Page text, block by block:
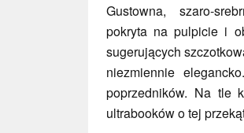
Gustowna, szaro-
pokryta na pulpicie i
sugerujących
niezmiennie
poprzedników. Na tle
ultrabooków o tej